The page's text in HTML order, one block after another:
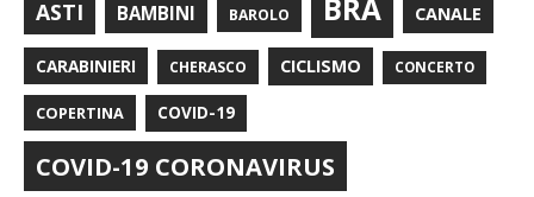
ASTI BAMBINI BAROLO BRA CANALE
CARABINIERI CHERASCO CICLISMO CONCERTO
COPERTINA COVID-19
COVID-19 CORONAVIRUS